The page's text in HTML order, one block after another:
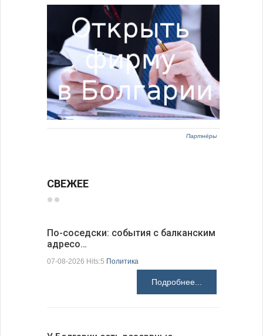
Партнёры
СВЕЖЕЕ
По-соседски: события с балканским
адресо…
07-08-2026 Hits:5 Политика
Подробнее...